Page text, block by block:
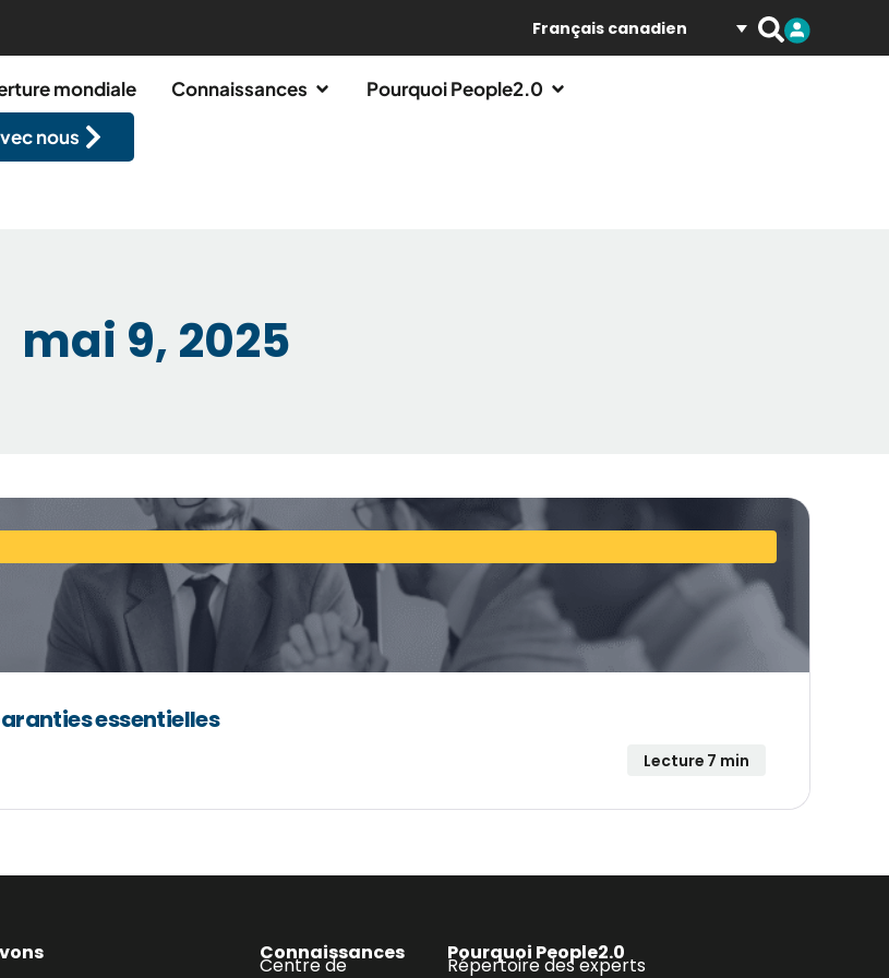
Français canadien
mondiale Connaissances
Pourquoi People2.0
nous
mai 9, 2025
essentielles
Lecture 7 min
Connaissances
Centre de
Pourquoi People2.0
Répertoire des experts